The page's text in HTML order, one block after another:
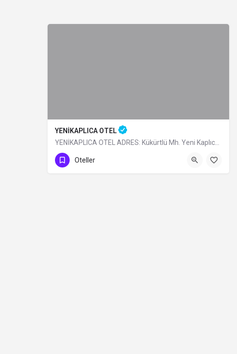
YENİKAPLICA OTEL
YENİKAPLICA OTEL ADRES: Kükürtlü Mh. Yeni Kaplıca Cd. N:6 Osmangazi/BURSA TÜRÜ: Belediye Belgeli…
0 (224) 236 69 68
Oteller